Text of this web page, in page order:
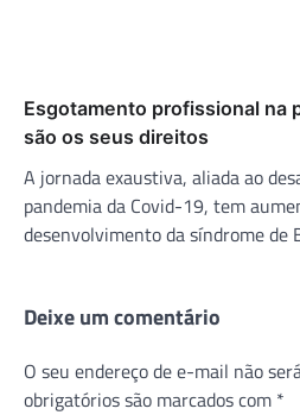
Esgotamento profissional na
são os seus direitos
A jornada exaustiva, aliada ao
pandemia da Covid-19, tem
desenvolvimento da síndrome de
Deixe um comentário
O seu endereço de e-mail não
obrigatórios são marcados com *